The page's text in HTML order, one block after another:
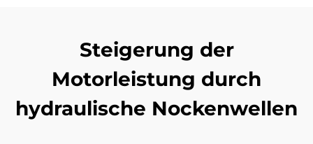
Steigerung der
Motorleistung durch
hydraulische Nockenwellen